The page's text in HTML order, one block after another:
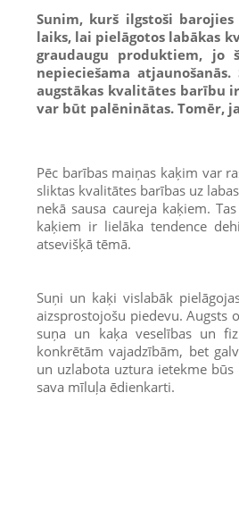
Sunim, kurš ilgstoši
laiks, lai pielāgotos labākas
graudaugu produktiem,
nepieciešama
augstākas kvalitātes barību
var būt palēninātas. Tomēr,
Pēc barības maiņas kaķim var
sliktas kvalitātes barības uz
nekā sausa caureja kaķiem.
kaķiem ir lielāka tendence
atsevišķā tēmā.
Suņi un kaķi vislabāk
aizsprostojošu piedevu. Augsts
suņa un kaķa veselības un
konkrētām vajadzībām, bet
un uzlabota uztura ietekme
sava mīluļa ēdienkarti.